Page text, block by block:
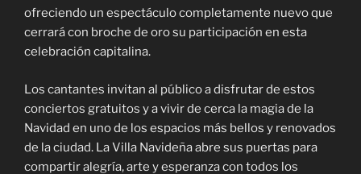
ofreciendo un espectáculo completamente nuevo que
cerrará con broche de oro su participación en esta
celebración capitalina.
Los cantantes invitan al público a disfrutar de estos
conciertos gratuitos y a vivir de cerca la magia de la
Navidad en uno de los espacios más bellos y renovados
de la ciudad. La Villa Navideña abre sus puertas para
compartir alegría, arte y esperanza con todos los